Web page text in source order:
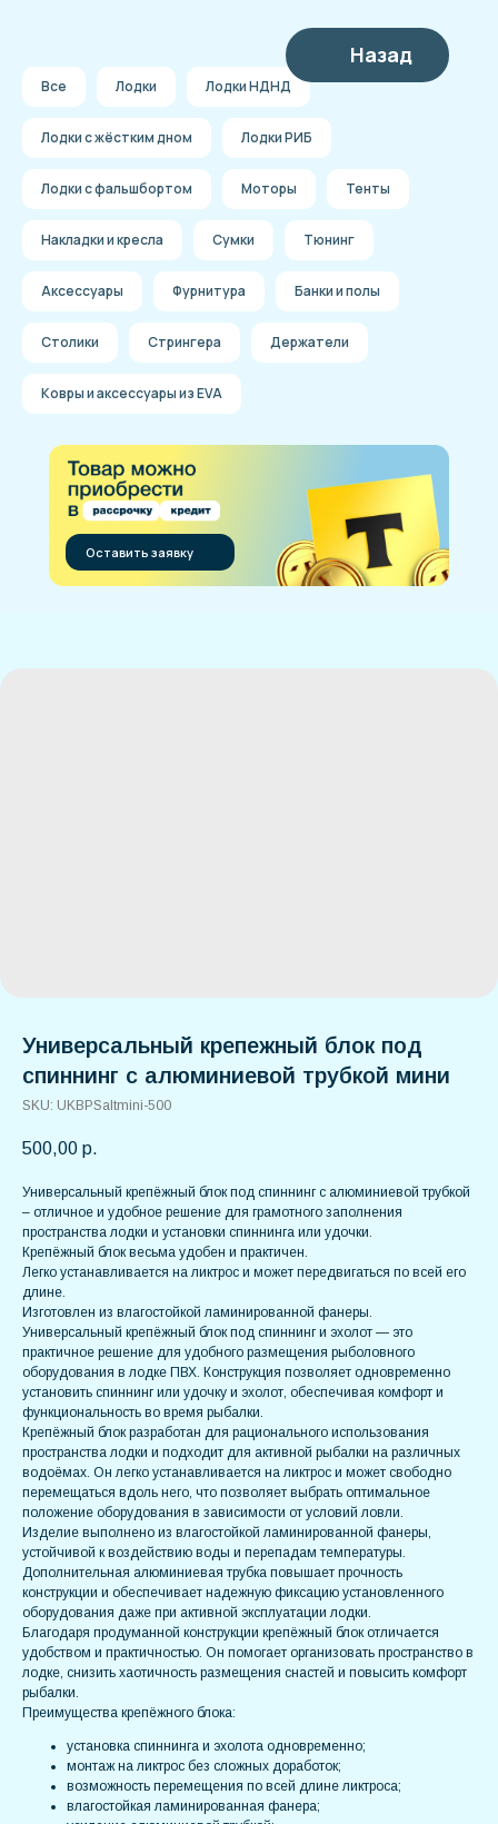
Назад
Все Лодки Лодки НДНД
Лодки с жёстким дном Лодки РИБ
Лодки с фальшбортом Моторы Тенты
Накладки и кресла Сумки Тюнинг
Аксессуары Фурнитура Банки и полы
Столики Стрингера Держатели
Ковры и аксессуары из EVA
Оставить заявку
Универсальный крепежный блок под
спиннинг с алюминиевой трубкой мини
SKU: UKBPSaltmini-500
500,00 р.
Универсальный крепёжный блок под спиннинг с алюминиевой трубкой
– отличное и удобное решение для грамотного заполнения
пространства лодки и установки спиннинга или удочки.
Крепёжный блок весьма удобен и практичен.
Легко устанавливается на ликтрос и может передвигаться по всей его
длине.
Изготовлен из влагостойкой ламинированной фанеры.
Универсальный крепёжный блок под спиннинг и эхолот — это
практичное решение для удобного размещения рыболовного
оборудования в лодке ПВХ. Конструкция позволяет одновременно
установить спиннинг или удочку и эхолот, обеспечивая комфорт и
функциональность во время рыбалки.
Крепёжный блок разработан для рационального использования
пространства лодки и подходит для активной рыбалки на различных
водоёмах. Он легко устанавливается на ликтрос и может свободно
перемещаться вдоль него, что позволяет выбрать оптимальное
положение оборудования в зависимости от условий ловли.
Изделие выполнено из влагостойкой ламинированной фанеры,
устойчивой к воздействию воды и перепадам температуры.
Дополнительная алюминиевая трубка повышает прочность
конструкции и обеспечивает надежную фиксацию установленного
оборудования даже при активной эксплуатации лодки.
Благодаря продуманной конструкции крепёжный блок отличается
удобством и практичностью. Он помогает организовать пространство в
лодке, снизить хаотичность размещения снастей и повысить комфорт
рыбалки.
Преимущества крепёжного блока:
установка спиннинга и эхолота одновременно;
монтаж на ликтрос без сложных доработок;
возможность перемещения по всей длине ликтроса;
влагостойкая ламинированная фанера;